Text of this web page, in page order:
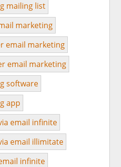
mailing list
marketing
email marketing
email marketing
software
app
email infinite
email illimitate
infinite